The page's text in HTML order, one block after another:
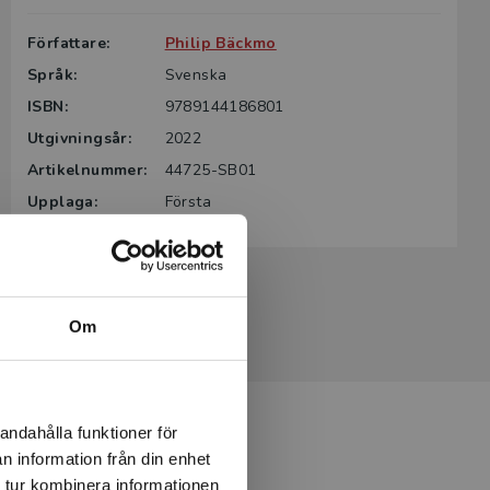
Om
funktioner för
information från din enhet
kombinera informationen
Författare:
Philip Bäckmo
Språk:
Svenska
ISBN:
9789144186801
Utgivningsår:
2022
Artikelnummer:
44725-SB01
Upplaga:
Första